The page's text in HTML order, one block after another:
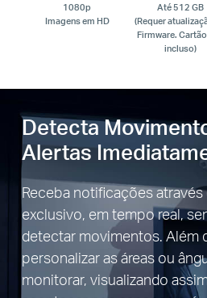
1080p
Imagens em HD
Até 512 GB
(Requer
Firmware.
incluso)
Detecta
Alertas
Receba notificações
exclusivo, em tempo real,
detectar movimentos. Além
personalizar as áreas ou
monitorar, visualizando